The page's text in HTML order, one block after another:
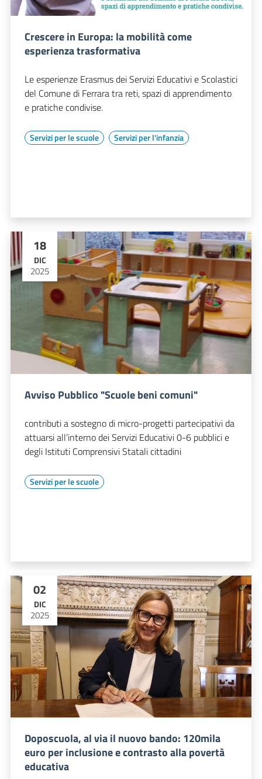
Crescere in Europa: la mobilità come
esperienza trasformativa
Le esperienze Erasmus dei Servizi Educativi e Scolastici
del Comune di Ferrara tra reti, spazi di apprendimento
e pratiche condivise.
Servizi per le scuole Servizi per l'infanzia
18
DIC
2025
Avviso Pubblico "Scuole beni comuni"
contributi a sostegno di micro-progetti partecipativi da
attuarsi all’interno dei Servizi Educativi 0-6 pubblici e
degli Istituti Comprensivi Statali cittadini
Servizi per le scuole
02
DIC
2025
Doposcuola, al via il nuovo bando: 120mila
euro per inclusione e contrasto alla povertà
educativa